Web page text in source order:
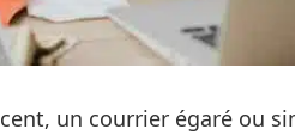
un courrier égaré ou